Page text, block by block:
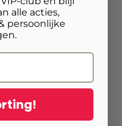
alle acties,
persoonlijke